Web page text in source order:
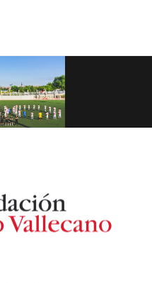
Literario FRV